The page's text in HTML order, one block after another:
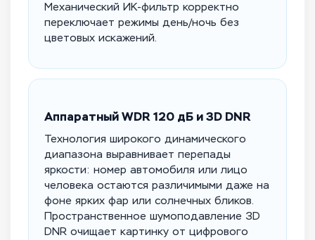
Механический ИК-фильтр корректно
переключает режимы день/ночь без
цветовых искажений.
Аппаратный WDR 120 дБ и 3D DNR
Технология широкого динамического
диапазона выравнивает перепады
яркости: номер автомобиля или лицо
человека остаются различимыми даже на
фоне ярких фар или солнечных бликов.
Пространственное шумоподавление 3D
DNR очищает картинку от цифрового